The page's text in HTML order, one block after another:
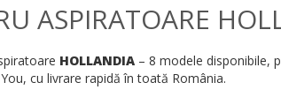
ASPIRATOARE
HOLLANDIA– 8 modele disponibile,
cu livrare rapidă în toată România.